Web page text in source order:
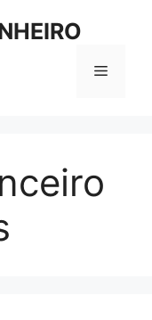
Menu